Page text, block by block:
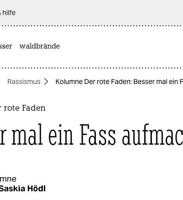
hilfe
waldbrände
Rassismus Kolumne Der rote Faden: Besser mal ein
rote Faden
mal ein Fass
Hödl